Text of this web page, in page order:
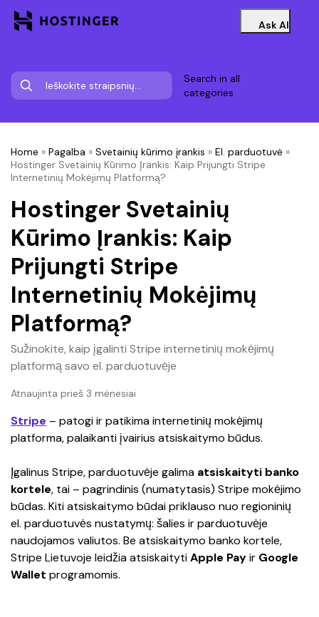
Ask AI
Search in all
categories
Home » Pagalba » Svetainių kūrimo įrankis » El. parduotuvė »
Hostinger Svetainių Kūrimo Įrankis: Kaip Prijungti Stripe
Internetinių Mokėjimų Platformą?
Hostinger Svetainių
Kūrimo Įrankis: Kaip
Prijungti Stripe
Internetinių Mokėjimų
Platformą?
Sužinokite, kaip įgalinti Stripe internetinių mokėjimų
platformą savo el. parduotuvėje
Atnaujinta prieš 3 mėnesiai
Stripe – patogi ir patikima internetinių mokėjimų
platforma, palaikanti įvairius atsiskaitymo būdus.
Įgalinus Stripe, parduotuvėje galima atsiskaityti banko
kortele, tai – pagrindinis (numatytasis) Stripe mokėjimo
būdas. Kiti atsiskaitymo būdai priklauso nuo regioninių
el. parduotuvės nustatymų: šalies ir parduotuvėje
naudojamos valiutos. Be atsiskaitymo banko kortele,
Stripe Lietuvoje leidžia atsiskaityti Apple Pay ir Google
Wallet programomis.